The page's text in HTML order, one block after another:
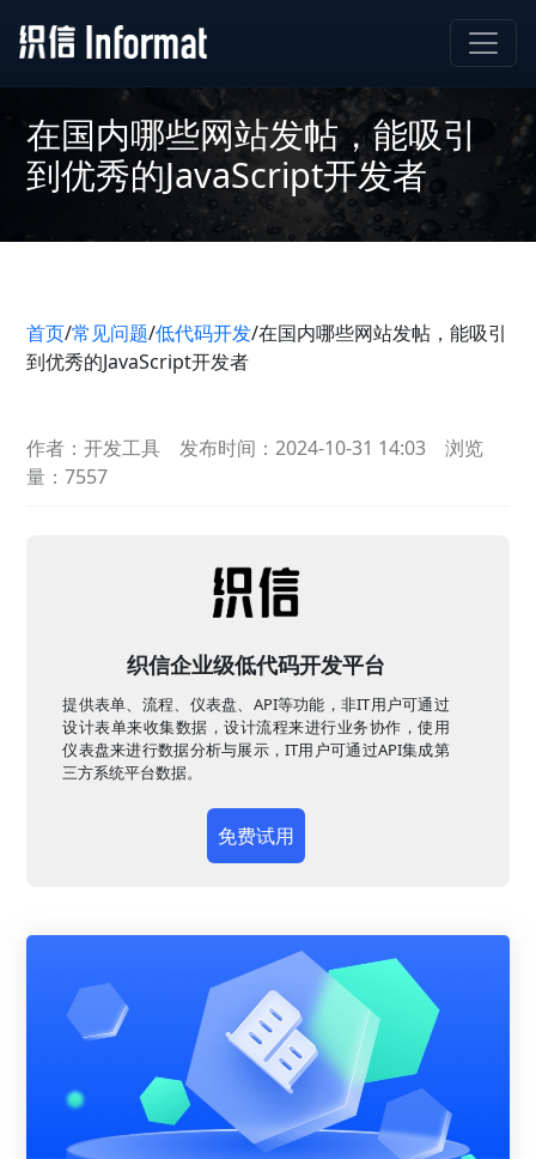
在国内哪些网站发帖，能吸引
到优秀的JavaScript开发者
首页/常见问题/低代码开发/在国内哪些网站发帖，能吸引
到优秀的JavaScript开发者
作者：开发工具 发布时间：2024-10-31 14:03
浏览
量：7557
织信企业级低代码开发平台
提供表单、流程、仪表盘、API等功能，非IT用户可通过
设计表单来收集数据，设计流程来进行业务协作，使用
仪表盘来进行数据分析与展示，IT用户可通过API集成第
三方系统平台数据。
免费试用